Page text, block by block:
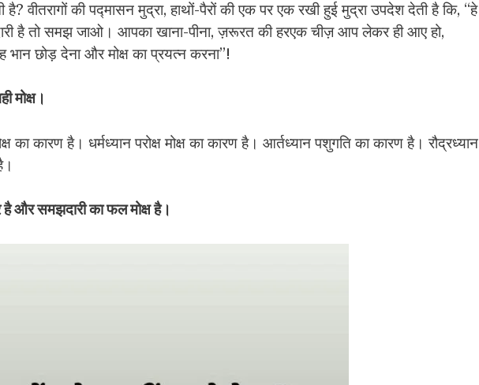
है? वीतरागों की पद्मासन मुद्रा, हाथों-पैरों की एक पर एक रखी हुई मुद्रा उपदेश देती है कि, ‘‘हे
है तो समझ जाओ। आपका खाना-पीना, ज़रूरत की हरएक चीज़ आप लेकर ही आए हो,
भान छोड़ देना और मोक्ष का प्रयत्न करना”!
मोक्ष।
का कारण है। धर्मध्यान परोक्ष मोक्ष का कारण है। आर्तध्यान पशुगति का कारण है। रौद्रध्यान
और समझदारी का फल मोक्ष है।